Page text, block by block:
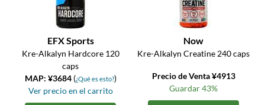
EFX Sports
Kre-Alkalyn Hardcore 120
caps
MAP: ¥3684 (¿Qué es esto?)
Ver precio en el carrito
Now
Kre-Alkalyn Creatine 240 caps
Precio de Venta ¥4913
Guardar 43%